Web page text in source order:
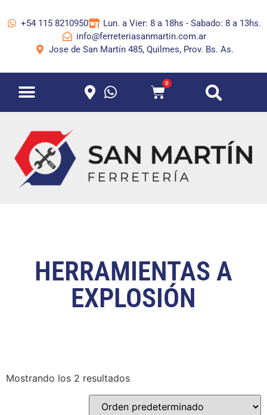
+54 115 8210950
Lun. a Vier: 8 a 18hs - Sabado: 8 a 13hs.
info@ferreteriasanmartin.com.ar
Jose de San Martín 485, Quilmes, Prov. Bs. As.
0
HERRAMIENTAS A
EXPLOSIÓN
Mostrando los 2 resultados